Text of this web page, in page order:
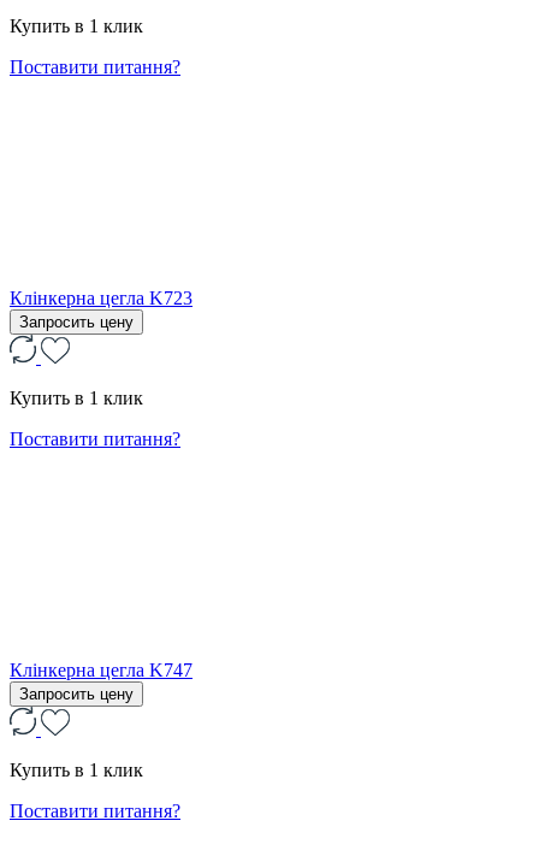
Купить в 1 клик
Поставити питання?
Клінкерна цегла K723
Запросить цену
Купить в 1 клик
Поставити питання?
Клінкерна цегла K747
Запросить цену
Купить в 1 клик
Поставити питання?